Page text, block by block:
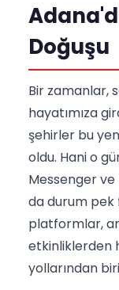
Doğuşu
Bir zamanlar,
hayatımıza
şehirler bu
oldu. Hani o
Messenger ve
da durum pek
platformlar,
etkinliklerden
yollarından